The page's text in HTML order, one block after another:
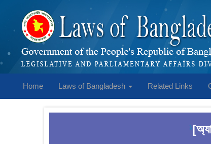
Home Laws of Bangladesh Related Links
1